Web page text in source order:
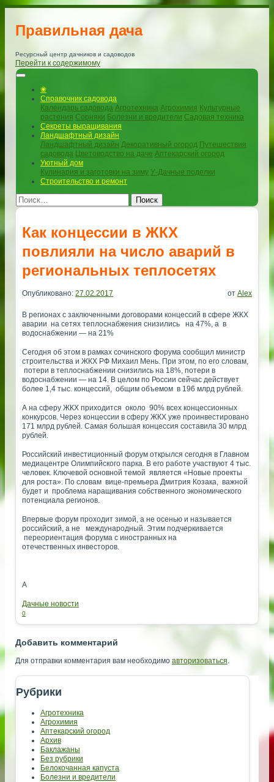
Правильная дача
Ресурсный центр дачников и садоводов
Перейти к содержимому
❀
Справочник садовода
Календарь садовода Агротехника Агрохимия Культурные
растения Сорняки Болезни и вредители Садовая техника
Секреты выращивания
Ландшафтный дизайн
Ландшафтный дизайн Декоративный огород Путешествия
садовода Цветоводство на даче Аптекарский огород
Уютный дом
Кулинария и заготовки на зиму У-Дачные поделки
Строительство и ремонт
Поиск
Как концессии в ЖКХ
повлияли на число аварий в
региональных теплосетях
Опубликовано: 27.02.2017 от Alex
В регионах с заключенными договорами концессий в сфере ЖКХ
аварии на сетях теплоснабжения снизились на 47%, а в
водоснабжении — на 21%
Сегодня об этом в рамках сочинского форума сообщил министр
строительства и ЖКХ РФ Михаил Мень. При этом, по его словам,
потери в теплоснабжении снизились на 18%, потери в
водоснабжении — на 14. В целом по России сейчас действует
более 1,4 тыс. концессий, общим объемом в 196 млрд рублей.
А на сферу ЖКХ приходится около 90% всех концессионных
конкурсов. Через концессии в сферу ЖКХ уже проинвестировано
171 млрд рублей. Самая большая концессия составила 30 млрд
рублей.
Российский инвестиционный форум открылся сегодня в Главном
медиацентре Олимпийского парка. В его работе участвуют 4 тыс.
человек. Ключевой основной темой является «Новые проекты
для роста». По словам вице-премьера Дмитрия Козака, важной
будет и проблема наращивания собственного экономического
потенциала регионов.
Впервые форум проходит зимой, а не осенью и называется
российский, а не международный. Этим подчеркивается
переориентация форума с иностранных на
отечественных инвесторов.
А
Дачные новости
0
Добавить комментарий
Для отправки комментария вам необходимо авторизоваться.
Рубрики
Агротехника
Агрохимия
Аптекарский огород
Архив
Баклажаны
Без рубрики
Белокочанная капуста
Болезни и вредители